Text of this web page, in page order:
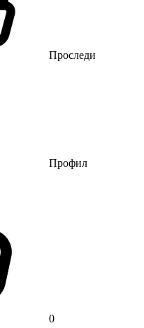
Проследи
Профил
0